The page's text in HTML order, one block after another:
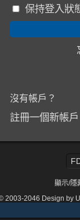
保持登入狀
沒有帳戶？
註冊一個新帳戶
顯示/隱
2003-2046 Design by